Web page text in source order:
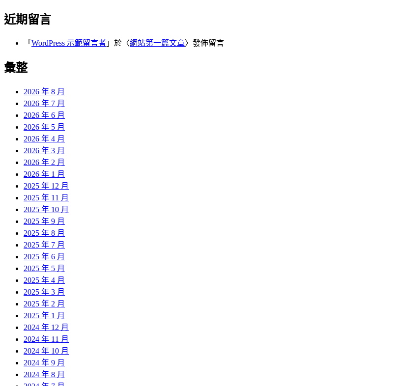
近期留言
「 WordPress 示範留言者 」於〈網站第一篇文章〉發佈留言
彙整
2026 年 8 月
2026 年 7 月
2026 年 6 月
2026 年 5 月
2026 年 4 月
2026 年 3 月
2026 年 2 月
2026 年 1 月
2025 年 12 月
2025 年 11 月
2025 年 10 月
2025 年 9 月
2025 年 8 月
2025 年 7 月
2025 年 6 月
2025 年 5 月
2025 年 4 月
2025 年 3 月
2025 年 2 月
2025 年 1 月
2024 年 12 月
2024 年 11 月
2024 年 10 月
2024 年 9 月
2024 年 8 月